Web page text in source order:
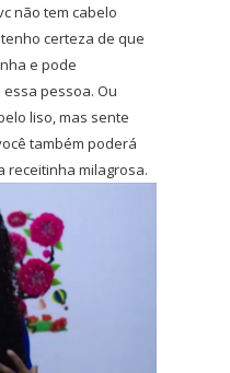
não tem cabelo
certeza de que
e pode
pessoa. Ou
liso, mas sente
também poderá
receitinha milagrosa.